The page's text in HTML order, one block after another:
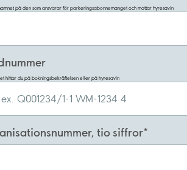
på den som ansvarar för parkeringsabonnemanget och mottar hyresavin
hittar du på bokningsbekräftelsen eller på hyresavin
tio siffror